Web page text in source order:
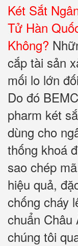
Két Sắt
Tử Hàn
Không?
cắp tài sản
mối lo lớn
Do đó
pharm két
dùng cho
thống khoá
sao chép
hiệu quả,
chống cháy
chuẩn Châu
chúng tôi